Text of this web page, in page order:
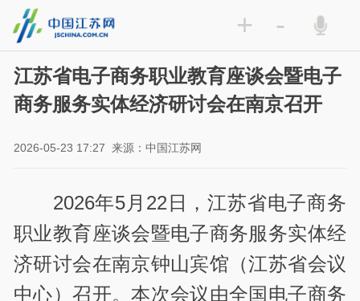
+ -
江苏省电子商务职业教育座谈会暨电子
商务服务实体经济研讨会在南京召开
2026-05-23 17:27 来源：中国江苏网
2026年5月22日，江苏省电子商务
职业教育座谈会暨电子商务服务实体经
济研讨会在南京钟山宾馆（江苏省会议
中心）召开。本次会议由全国电子商务